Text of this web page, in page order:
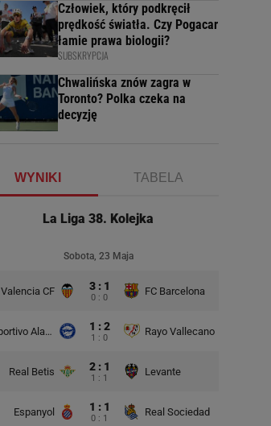
Człowiek, który podkręcił
prędkość światła. Czy Pogacar
łamie prawa biologii?
SUBSKRYPCJA
Chwalińska znów zagra w
Toronto? Polka czeka na
decyzję
WYNIKI TABELA
La Liga 38. Kolejka
Sobota, 23 Maja
Valencia CF 3 : 1
0 : 0
FC Barcelona
Deportivo Alaves 1 : 2
1 : 0
Rayo Vallecano
Real Betis 2 : 1
1 : 1
Levante
Espanyol 1 : 1
0 : 1
Real Sociedad